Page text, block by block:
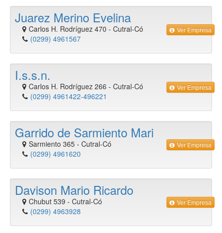
Juarez Merino Evelina
Carlos H. Rodríguez 470 - Cutral-Có
(0299) 4961567
Ver Empresa
I.s.s.n.
Carlos H. Rodríguez 266 - Cutral-Có
(0299) 4961422-496221
Ver Empresa
Garrido de Sarmiento Mari
Sarmiento 365 - Cutral-Có
(0299) 4961620
Ver Empresa
Davison Mario Ricardo
Chubut 539 - Cutral-Có
(0299) 4963928
Ver Empresa